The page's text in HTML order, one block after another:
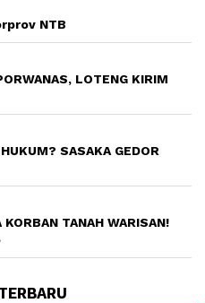
NTB
LOTENG KIRIM
SASAKA GEDOR
TANAH WARISAN!